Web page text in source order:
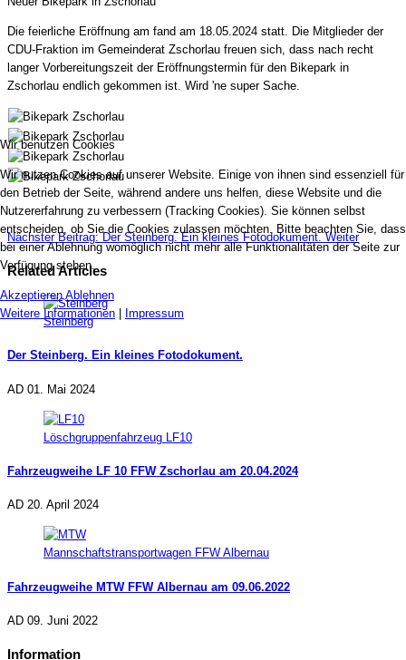
Die feierliche Eröffnung am fand am 18.05.2024 statt. Die Mitglieder der
CDU-Fraktion im Gemeinderat Zschorlau freuen sich, dass nach recht
langer Vorbereitungszeit der Eröffnungstermin für den Bikepark in
Zschorlau endlich gekommen ist. Wird 'ne super Sache.
Nächster Beitrag: Der Steinberg. Ein kleines Fotodokument.Weiter
Related Articles
Steinberg
Der Steinberg. Ein kleines Fotodokument.
AD 01. Mai 2024
Löschgruppenfahrzeug LF10
Fahrzeugweihe LF 10 FFW Zschorlau am 20.04.2024
AD 20. April 2024
Mannschaftstransportwagen FFW Albernau
Fahrzeugweihe MTW FFW Albernau am 09.06.2022
AD 09. Juni 2022
Information
Wir benutzen Cookies
Wir nutzen Cookies auf unserer Website. Einige von ihnen sind essenziell für
den Betrieb der Seite, während andere uns helfen, diese Website und die
Nutzererfahrung zu verbessern (Tracking Cookies). Sie können selbst
entscheiden, ob Sie die Cookies zulassen möchten. Bitte beachten Sie, dass
bei einer Ablehnung womöglich nicht mehr alle Funktionalitäten der Seite zur
Verfügung stehen.
Akzeptieren Ablehnen
Weitere Informationen | Impressum